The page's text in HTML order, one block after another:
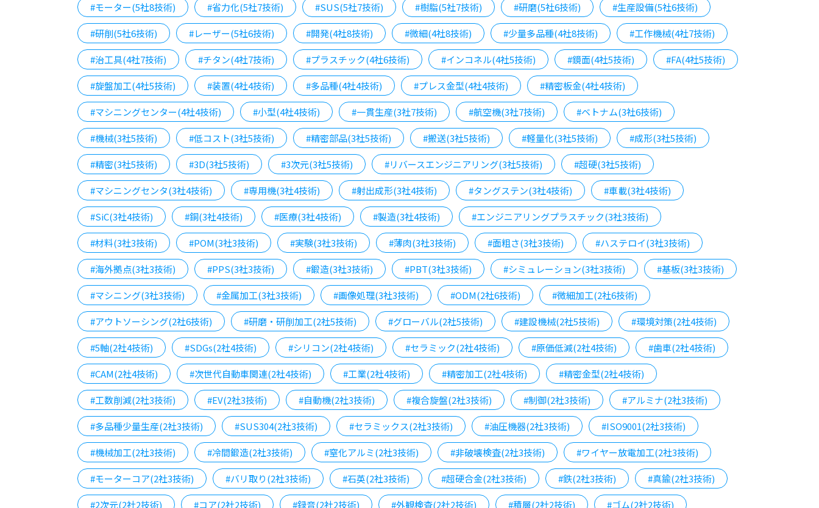
#モーター(5社8技術) #省力化(5社7技術) #SUS(5社7技術) #樹脂(5社7技術) #研磨(5社6技術) #生産設備(5社6技術)
#研削(5社6技術) #レーザー(5社6技術) #開発(4社8技術) #微細(4社8技術) #少量多品種(4社8技術) #工作機械(4社7技術)
#治工具(4社7技術) #チタン(4社7技術) #プラスチック(4社6技術) #インコネル(4社5技術) #鏡面(4社5技術) #FA(4社5技術)
#旋盤加工(4社5技術) #装置(4社4技術) #多品種(4社4技術) #プレス金型(4社4技術) #精密板金(4社4技術)
#マシニングセンター(4社4技術) #小型(4社4技術) #一貫生産(3社7技術) #航空機(3社7技術) #ベトナム(3社6技術)
#機械(3社5技術) #低コスト(3社5技術) #精密部品(3社5技術) #搬送(3社5技術) #軽量化(3社5技術) #成形(3社5技術)
#精密(3社5技術) #3D(3社5技術) #3次元(3社5技術) #リバースエンジニアリング(3社5技術) #超硬(3社5技術)
#マシニングセンタ(3社4技術) #専用機(3社4技術) #射出成形(3社4技術) #タングステン(3社4技術) #車載(3社4技術)
#SiC(3社4技術) #銅(3社4技術) #医療(3社4技術) #製造(3社4技術) #エンジニアリングプラスチック(3社3技術)
#材料(3社3技術) #POM(3社3技術) #実験(3社3技術) #薄肉(3社3技術) #面粗さ(3社3技術) #ハステロイ(3社3技術)
#海外拠点(3社3技術) #PPS(3社3技術) #鍛造(3社3技術) #PBT(3社3技術) #シミュレーション(3社3技術) #基板(3社3技術)
#マシニング(3社3技術) #金属加工(3社3技術) #画像処理(3社3技術) #ODM(2社6技術) #微細加工(2社6技術)
#アウトソーシング(2社6技術) #研磨・研削加工(2社5技術) #グローバル(2社5技術) #建設機械(2社5技術) #環境対策(2社4技術)
#5軸(2社4技術) #SDGs(2社4技術) #シリコン(2社4技術) #セラミック(2社4技術) #原価低減(2社4技術) #歯車(2社4技術)
#CAM(2社4技術) #次世代自動車関連(2社4技術) #工業(2社4技術) #精密加工(2社4技術) #精密金型(2社4技術)
#工数削減(2社3技術) #EV(2社3技術) #自動機(2社3技術) #複合旋盤(2社3技術) #制御(2社3技術) #アルミナ(2社3技術)
#多品種少量生産(2社3技術) #SUS304(2社3技術) #セラミックス(2社3技術) #油圧機器(2社3技術) #ISO9001(2社3技術)
#機械加工(2社3技術) #冷間鍛造(2社3技術) #窒化アルミ(2社3技術) #非破壊検査(2社3技術) #ワイヤー放電加工(2社3技術)
#モーターコア(2社3技術) #バリ取り(2社3技術) #石英(2社3技術) #超硬合金(2社3技術) #鉄(2社3技術) #真鍮(2社3技術)
#2次元(2社2技術) #コア(2社2技術) #録音(2社2技術) #外観検査(2社2技術) #積層(2社2技術) #ゴム(2社2技術)